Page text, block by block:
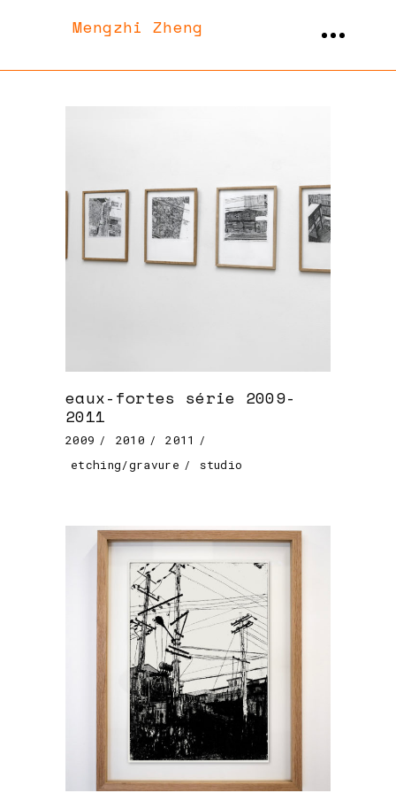
Mengzhi Zheng
eaux-fortes série 2009-
2011
2009 2010
2011
etching/gravure
studio